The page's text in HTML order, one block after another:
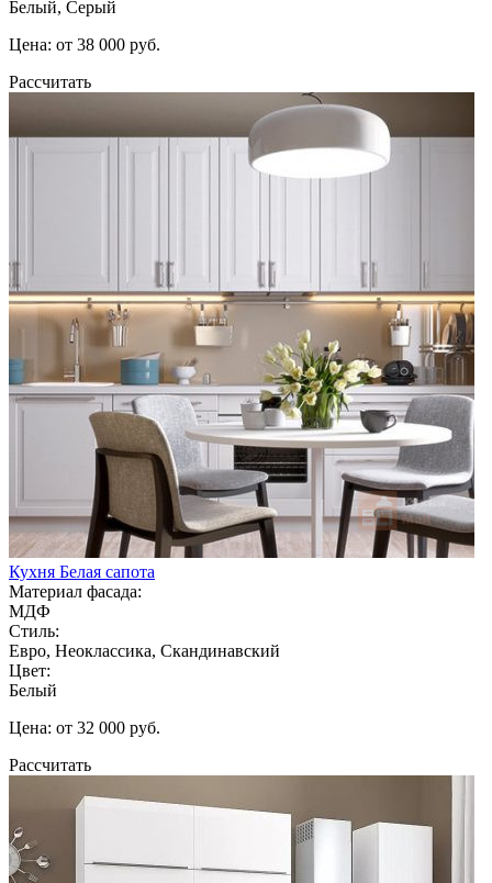
Белый, Серый
Цена: от 38 000 руб.
Рассчитать
Кухня Белая сапота
Материал фасада:
МДФ
Стиль:
Евро, Неоклассика, Скандинавский
Цвет:
Белый
Цена: от 32 000 руб.
Рассчитать